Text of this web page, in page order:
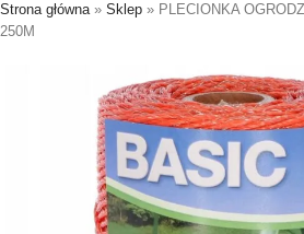
Strona główna» Sklep » PLECIONKA
250M